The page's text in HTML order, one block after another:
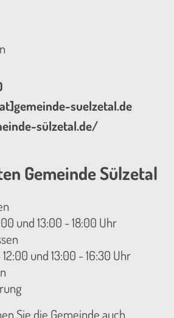
suelzetal.de
sülzetal.de/
Gemeinde Sülzetal
und 13:00 - 18:00 Uhr
und 13:00 - 16:30 Uhr
Sie die Gemeinde auch